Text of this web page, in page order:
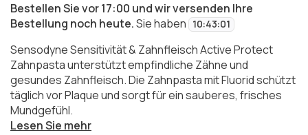
Bestellen Sie vor 17:00 und wir versenden Ihre
Bestellung noch heute.Sie haben 10:43:01
Sensodyne Sensitivität & Zahnfleisch Active Protect
Zahnpasta unterstützt empfindliche Zähne und
gesundes Zahnfleisch. Die Zahnpasta mit Fluorid schützt
täglich vor Plaque und sorgt für ein sauberes, frisches
Mundgefühl.
Lesen Sie mehr